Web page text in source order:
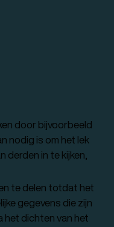
door bijvoorbeeld
nodig is om het lek
derden in te kijken,
te delen totdat het
gegevens die zijn
het dichten van het